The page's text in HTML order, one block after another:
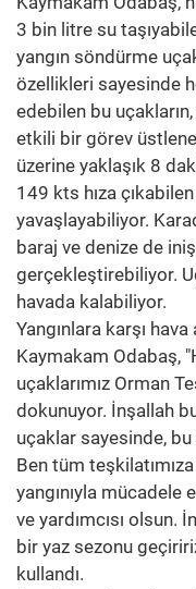
3 bin litre su
yangın söndürme
özellikleri sayesinde
edebilen bu
etkili bir görev
üzerine yaklaşık 8
149 kts hıza
yavaşlayabiliyor.
baraj ve denize de
gerçekleştirebiliyor.
havada kalabiliyor.
Yangınlara karşı
Kaymakam Odabaş,
uçaklarımız Orman
dokunuyor. İnşallah
uçaklar sayesinde,
Ben tüm
yangınıyla mücadele
ve yardımcısı olsun.
bir yaz sezonu
kullandı.